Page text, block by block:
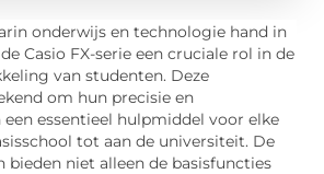
onderwijs en technologie hand in
Casio FX-serie een cruciale rol in de
van studenten. Deze
om hun precisie en
essentieel hulpmiddel voor elke
tot aan de universiteit. De
bieden niet alleen de basisfuncties